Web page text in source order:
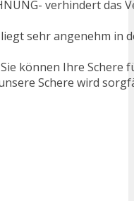
verhindert
liegt sehr angenehm
Sie können Ihre
unsere Schere wird